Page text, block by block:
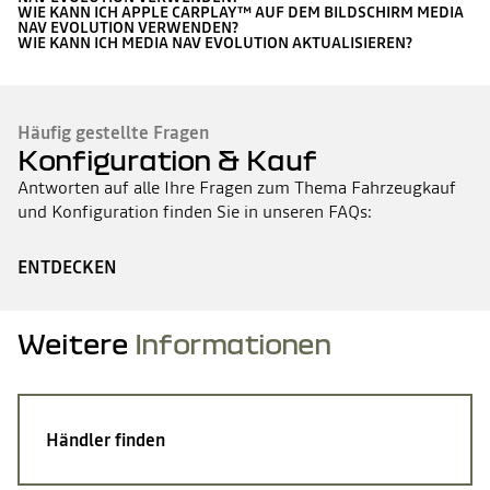
WIE KANN ICH APPLE CARPLAY™ AUF DEM BILDSCHIRM MEDIA
NAV EVOLUTION VERWENDEN?
WIE KANN ICH MEDIA NAV EVOLUTION AKTUALISIEREN?
Häufig gestellte Fragen
Konfiguration & Kauf
Antworten auf alle Ihre Fragen zum Thema Fahrzeugkauf
und Konfiguration finden Sie in unseren FAQs:
ENTDECKEN
Weitere Informationen
Händler finden